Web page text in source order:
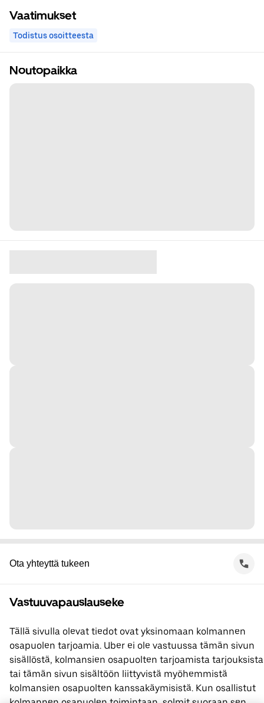
Vaatimukset
Todistus osoitteesta
Noutopaikka
Ota yhteyttä tukeen
Vastuuvapauslauseke
Tällä sivulla olevat tiedot ovat yksinomaan kolmannen
osapuolen tarjoamia. Uber ei ole vastuussa tämän sivun
sisällöstä, kolmansien osapuolten tarjoamista tarjouksista
tai tämän sivun sisältöön liittyvistä myöhemmistä
kolmansien osapuolten kanssakäymisistä. Kun osallistut